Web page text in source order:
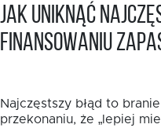
Jak uniknąć
finansowaniu
Najczęstszy błąd to
przekonaniu, że „lepiej